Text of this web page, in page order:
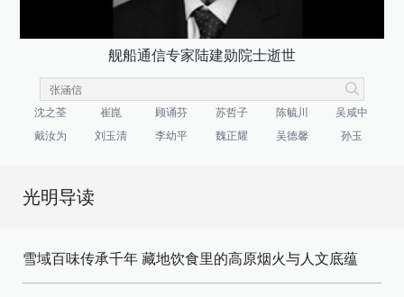
舰船通信专家陆建勋院士逝世
沈之荃 崔崑 顾诵芬 苏哲子 陈毓川
吴咸中
戴汝为
刘玉清 李幼平 魏正耀 吴德馨 孙玉
光明导读
雪域百味传承千年 藏地饮食里的高原烟火与人文底蕴